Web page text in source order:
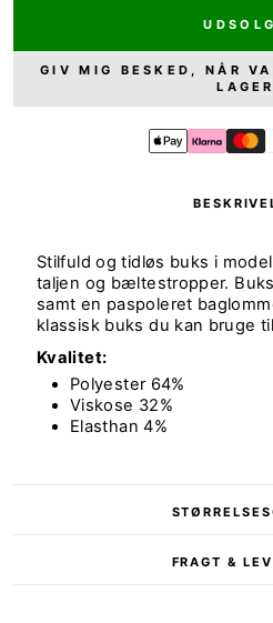
GIV MIG BESKED, NÅR
LAGER
Stilfuld og tidløs buks i
taljen og bæltestropper.
samt en paspoleret
klassisk buks du kan bruge
Kvalitet:
Polyester 64%
Viskose 32%
Elasthan 4%
FRAGT &